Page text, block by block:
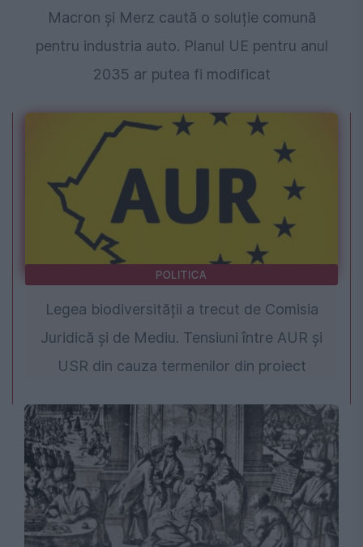
Macron și Merz caută o soluție comună
pentru industria auto. Planul UE pentru anul
2035 ar putea fi modificat
POLITICA
Legea biodiversității a trecut de Comisia
Juridică și de Mediu. Tensiuni între AUR și
USR din cauza termenilor din proiect